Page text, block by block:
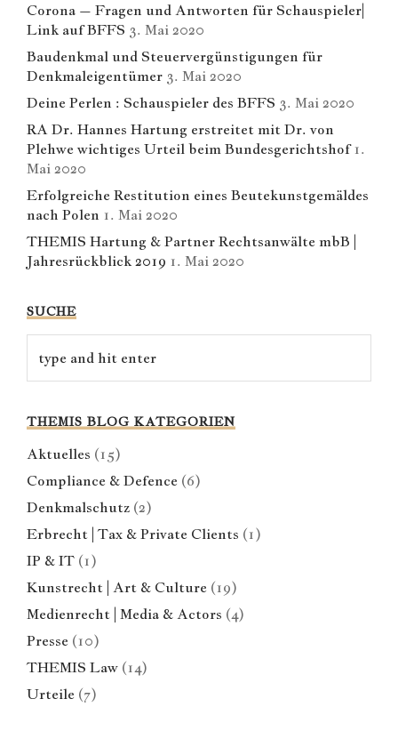
Corona – Fragen und Antworten für Schauspieler|
Link auf BFFS 3. Mai 2020
Baudenkmal und Steuervergünstigungen für
Denkmaleigentümer 3. Mai 2020
Deine Perlen : Schauspieler des BFFS 3. Mai 2020
RA Dr. Hannes Hartung erstreitet mit Dr. von
Plehwe wichtiges Urteil beim Bundesgerichtshof 1.
Mai 2020
Erfolgreiche Restitution eines Beutekunstgemäldes
nach Polen 1. Mai 2020
THEMIS Hartung & Partner Rechtsanwälte mbB |
Jahresrückblick 2019 1. Mai 2020
SUCHE
THEMIS BLOG KATEGORIEN
Aktuelles (15)
Compliance & Defence (6)
Denkmalschutz (2)
Erbrecht | Tax & Private Clients (1)
IP & IT (1)
Kunstrecht | Art & Culture (19)
Medienrecht | Media & Actors (4)
Presse (10)
THEMIS Law (14)
Urteile (7)